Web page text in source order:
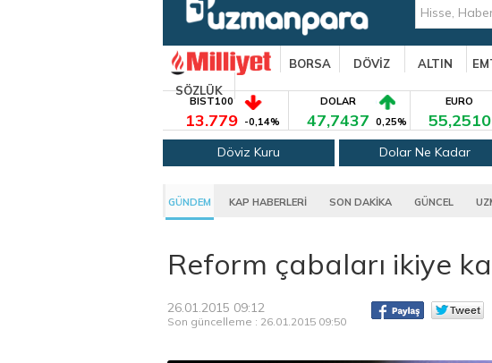
BORSA DÖVİZ ALTIN
SÖZLÜK
BIST100
13.779 -0,14%
DOLAR
47,7437 0,25%
EURO
55,2510
Döviz Kuru Dolar Ne Kadar
GÜNDEM KAP HABERLERİ SON DAKİKA GÜNCEL
Reform çabaları ikiye
26.01.2015 09:12
Son güncelleme : 26.01.2015 09:50